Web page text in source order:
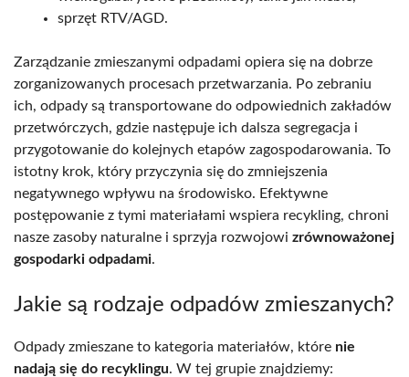
sprzęt RTV/AGD.
Zarządzanie zmieszanymi odpadami opiera się na dobrze
zorganizowanych procesach przetwarzania. Po zebraniu
ich, odpady są transportowane do odpowiednich zakładów
przetwórczych, gdzie następuje ich dalsza segregacja i
przygotowanie do kolejnych etapów zagospodarowania. To
istotny krok, który przyczynia się do zmniejszenia
negatywnego wpływu na środowisko. Efektywne
postępowanie z tymi materiałami wspiera recykling, chroni
nasze zasoby naturalne i sprzyja rozwojowi zrównoważonej
gospodarki odpadami.
Jakie są rodzaje odpadów zmieszanych?
Odpady zmieszane to kategoria materiałów, które nie
nadają się do recyklingu. W tej grupie znajdziemy: